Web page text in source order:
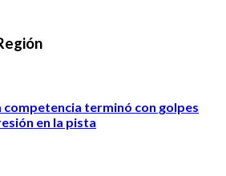
competencia terminó con golpes
en la pista